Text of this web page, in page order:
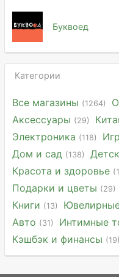
Буквоед
Категории
Все магазины (1264)
Аксессуары (29)
Электроника (118)
Дом и сад (138)
Красота и здоровье
Подарки и цветы (29)
Книги (13)
Авто (31) Интимные
Кэшбэк и финансы (19)